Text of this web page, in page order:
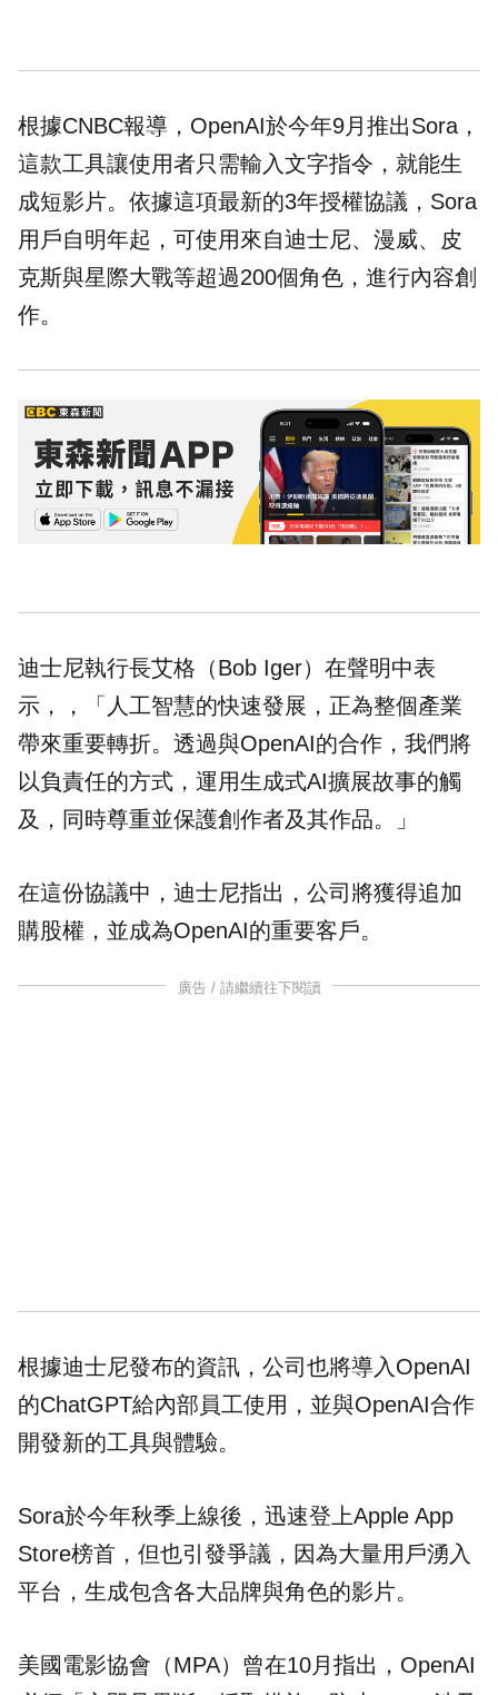
根據CNBC報導，OpenAI於今年9月推出Sora，
這款工具讓使用者只需輸入文字指令，就能生
成短影片。依據這項最新的3年授權協議，Sora
用戶自明年起，可使用來自迪士尼、漫威、皮
克斯與星際大戰等超過200個角色，進行內容創
作。
迪士尼執行長艾格（Bob Iger）在聲明中表
示，，「人工智慧的快速發展，正為整個產業
帶來重要轉折。透過與OpenAI的合作，我們將
以負責任的方式，運用生成式AI擴展故事的觸
及，同時尊重並保護創作者及其作品。」
在這份協議中，迪士尼指出，公司將獲得追加
購股權，並成為OpenAI的重要客戶。
廣告 / 請繼續往下閱讀
根據迪士尼發布的資訊，公司也將導入OpenAI
的ChatGPT給內部員工使用，並與OpenAI合作
開發新的工具與體驗。
Sora於今年秋季上線後，迅速登上Apple App
Store榜首，但也引發爭議，因為大量用戶湧入
平台，生成包含各大品牌與角色的影片。
美國電影協會（MPA）曾在10月指出，OpenAI